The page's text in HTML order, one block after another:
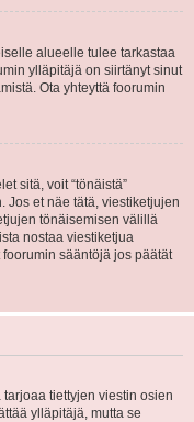
alueelle tulee tarkastaa
ylläpitäjä on siirtänyt sinut
Ota yhteyttä foorumin
sitä, voit “tönäistä”
Jos et näe tätä, viestiketjujen
tönäisemisen välillä
nostaa viestiketjua
sääntöjä jos päätät
tiettyjen viestin osien
ylläpitäjä, mutta se